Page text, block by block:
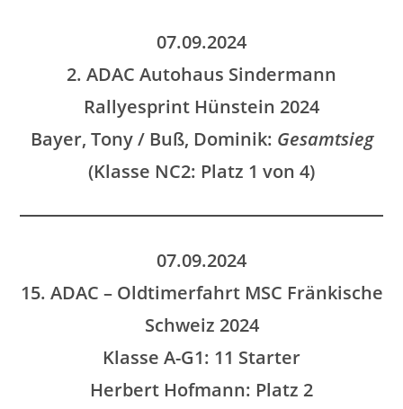
07.09.2024
2. ADAC Autohaus Sindermann
Rallyesprint Hünstein 2024
Bayer, Tony / Buß, Dominik: Gesamtsieg
(Klasse NC2: Platz 1 von 4)
07.09.2024
15. ADAC – Oldtimerfahrt MSC Fränkische
Schweiz 2024
Klasse A-G1: 11 Starter
Herbert Hofmann: Platz 2